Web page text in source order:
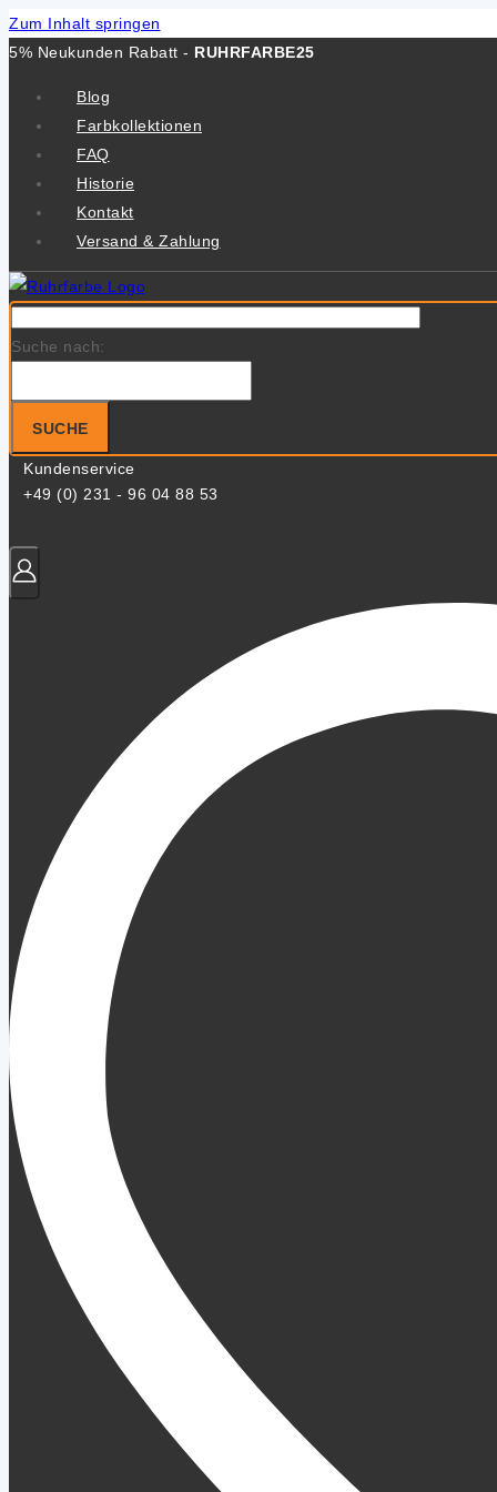
Zum Inhalt springen
5% Neukunden Rabatt - RUHRFARBE25
Blog
Farbkollektionen
FAQ
Historie
Kontakt
Versand & Zahlung
Suche nach:
SUCHE
Kundenservice
+49 (0) 231 - 96 04 88 53